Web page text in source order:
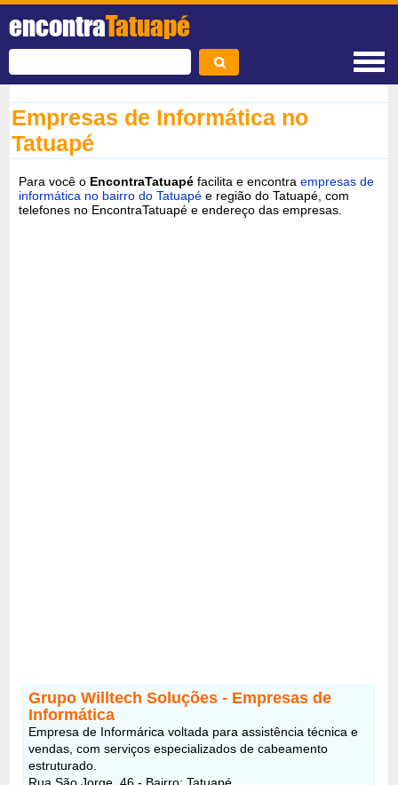
encontraTatuapé
Empresas de Informática no
Tatuapé
Para você o EncontraTatuapé facilita e encontraempresas de
informática no bairro do Tatuapé e região do Tatuapé, com
telefones no EncontraTatuapé e endereço das empresas.
Grupo Willtech Soluções - Empresas de
Informática
Empresa de Informárica voltada para assistência técnica e
vendas, com serviços especializados de cabeamento
estruturado.
Rua São Jorge, 46 - Bairro: Tatuapé